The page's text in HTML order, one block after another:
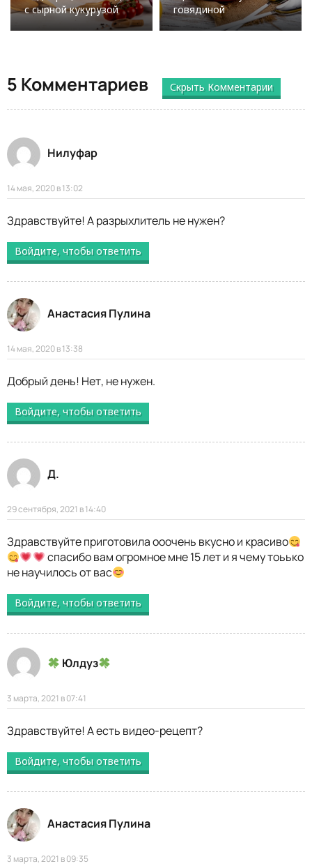
с сырной кукурузой
говядиной
5 Комментариев Скрыть Комментарии
Нилуфар
14 мая, 2020 в 13:02
Здравствуйте! А разрыхлитель не нужен?
Войдите, чтобы ответить
Анастасия Пулина
14 мая, 2020 в 13:38
Добрый день! Нет, не нужен.
Войдите, чтобы ответить
Д.
29 сентября, 2021 в 14:40
Здравствуйте приготовила ооочень вкусно и красиво
спасибо вам огромное мне 15 лет и я чему тоьько
не научилось от вас
Войдите, чтобы ответить
Юлдуз
3 марта, 2021 в 07:41
Здравствуйте! А есть видео-рецепт?
Войдите, чтобы ответить
Анастасия Пулина
3 марта, 2021 в 09:35